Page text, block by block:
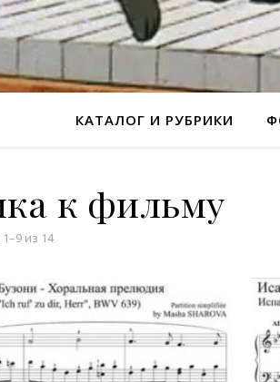
КАТАЛОГ И РУБРИКИ
к фильму
из 14